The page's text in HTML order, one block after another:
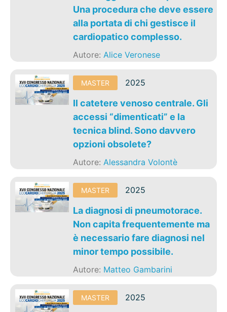
Una procedura che deve essere
alla portata di chi gestisce il
cardiopatico complesso.
Autore:Alice Veronese
MASTER 2025
Il catetere venoso centrale. Gli
accessi “dimenticati” e la
tecnica blind. Sono davvero
opzioni obsolete?
Autore:Alessandra Volontè
MASTER 2025
La diagnosi di pneumotorace.
Non capita frequentemente ma
è necessario fare diagnosi nel
minor tempo possibile.
Autore: Matteo Gambarini
MASTER 2025